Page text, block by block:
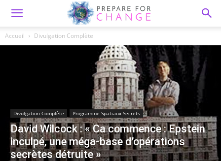
Accueil Divulgation Complète
Divulgation Complète Programme Spatiaux Secrets
David Wilcock : « Ca commence : Epstein
inculpé, une méga-base d’opérations
secrètes détruite »